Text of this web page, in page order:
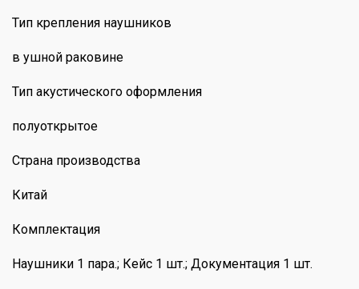
Тип крепления наушников
в ушной раковине
Тип акустического оформления
полуоткрытое
Страна производства
Китай
Комплектация
Наушники 1 пара.; Кейс 1 шт.; Документация 1 шт.